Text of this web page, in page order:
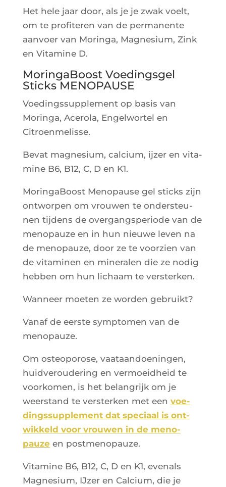
Het hele jaar door, als je je zwak voelt,
om te pro­fi­te­ren van de per­ma­nente
aan­voer van Morin­ga, Magne­sium, Zink
en Vita­mine D.
MoringaBoost Voedingsgel
Sticks MENOPAUSE
Voe­ding­ssup­ple­ment op basis van
Morin­ga, Ace­ro­la, Engel­wor­tel en
Citroenmelisse.
Bevat magne­sium, cal­cium, ijzer en vita­
mine B6, B12, C, D en K1.
Morin­ga­Boost Meno­pause gel sticks zijn
ont­wor­pen om vrou­wen te onders­teu­
nen tij­dens de over­gang­spe­riode van de
meno­pauze en in hun nieuwe leven na
de meno­pauze, door ze te voor­zien van
de vita­mi­nen en mine­ra­len die ze nodig
heb­ben om hun lichaam te versterken.
Wan­neer moe­ten ze wor­den gebruikt?
Vanaf de eerste symp­to­men van de
menopauze.
Om osteo­po­rose, vaa­taan­doe­nin­gen,
huid­ve­rou­de­ring en ver­moeid­heid te
voor­ko­men, is het belan­grijk om je
weers­tand te vers­ter­ken met een voe­
ding­ssup­ple­ment dat spe­ciaal is ont­
wik­keld voor vrou­wen in de meno­
pauzeen postmenopauze.
Vita­mine B6, B12, C, D en K1, eve­nals
Magne­sium, IJzer en Cal­cium, die je